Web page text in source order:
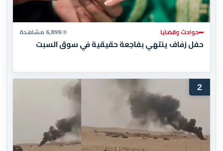
حوادث وقضايا 6,899 مشاهدة
حفل زفاف ينتهي بفاجعة حقيقية في سوق السبت
2